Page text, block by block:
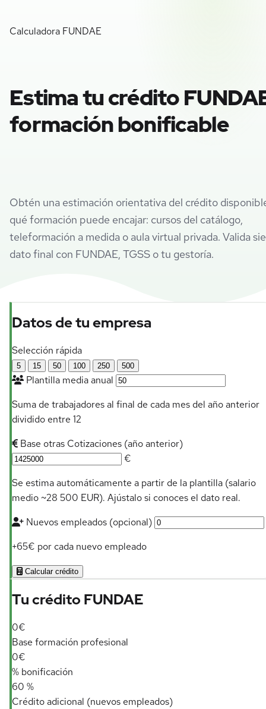
Calculadora FUNDAE
Estima tucrédito
formación bonificable
Obtén una estimación orientativa del crédito
qué formación puede encajar: cursos del catálogo,
teleformación a medida o aula virtual privada. Valida
dato final con FUNDAE, TGSS o tu gestoría.
Datos de tu empresa
Selección rápida
5 15 50 100 250 500
Plantilla media anual
Suma de trabajadores al final de cada mes del año anterior
dividido entre 12
Base otras Cotizaciones (año anterior)
€
Se estima automáticamente a partir de la plantilla (salario
medio ~28 500 EUR). Ajústalo si conoces el dato real.
Nuevos empleados (opcional)
+65€ por cada nuevo empleado
Calcular crédito
Tu crédito FUNDAE
0€
Base formación profesional
0€
% bonificación
60 %
Crédito adicional (nuevos empleados)